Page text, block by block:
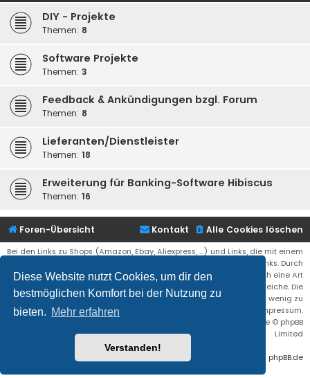
Diese Website nutzt Cookies, um dir den
bestmöglichen Komfort bei der Nutzung zu
bieten. Mehr erfahren
Verstanden!
DIY - Projekte
Themen: 8
Software Projekte
Themen: 3
Feedback & Ankündigungen bzgl. Forum
Themen: 8
Lieferanten/Dienstleister
Themen: 18
Erweiterung für Banking-Software Hibiscus
Themen: 16
Foren-Übersicht Alle Cookies löschen
Kontakt
Bei den Links zu Shops (Amazon, Ebay, Aliexpress, ...) und Links, die mit einem
Stern (*) markiert sind, kann es sich um sogenannte Affiliate Links. Durch
den Kauf eines Produktes über einen Affiliate Link erhälte ich eine Art
Umsatzbeteiligung gutgeschrieben. Für euch bleibt der Preis der gleiche. Die
Einnahmen helfen die Hostgebühren für diese Webseite ein wenig zu
reduzieren. Siehe auch das Impressum.
® Forum Software © phpBB
Limited
Deutsche Übersetzung durch phpBB.de